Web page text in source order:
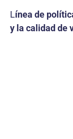
Línea de
y la calidad de